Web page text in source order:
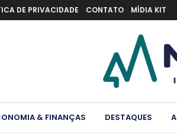
DE PRIVACIDADE CONTATO MÍDIA KIT
& FINANÇAS DESTAQUES